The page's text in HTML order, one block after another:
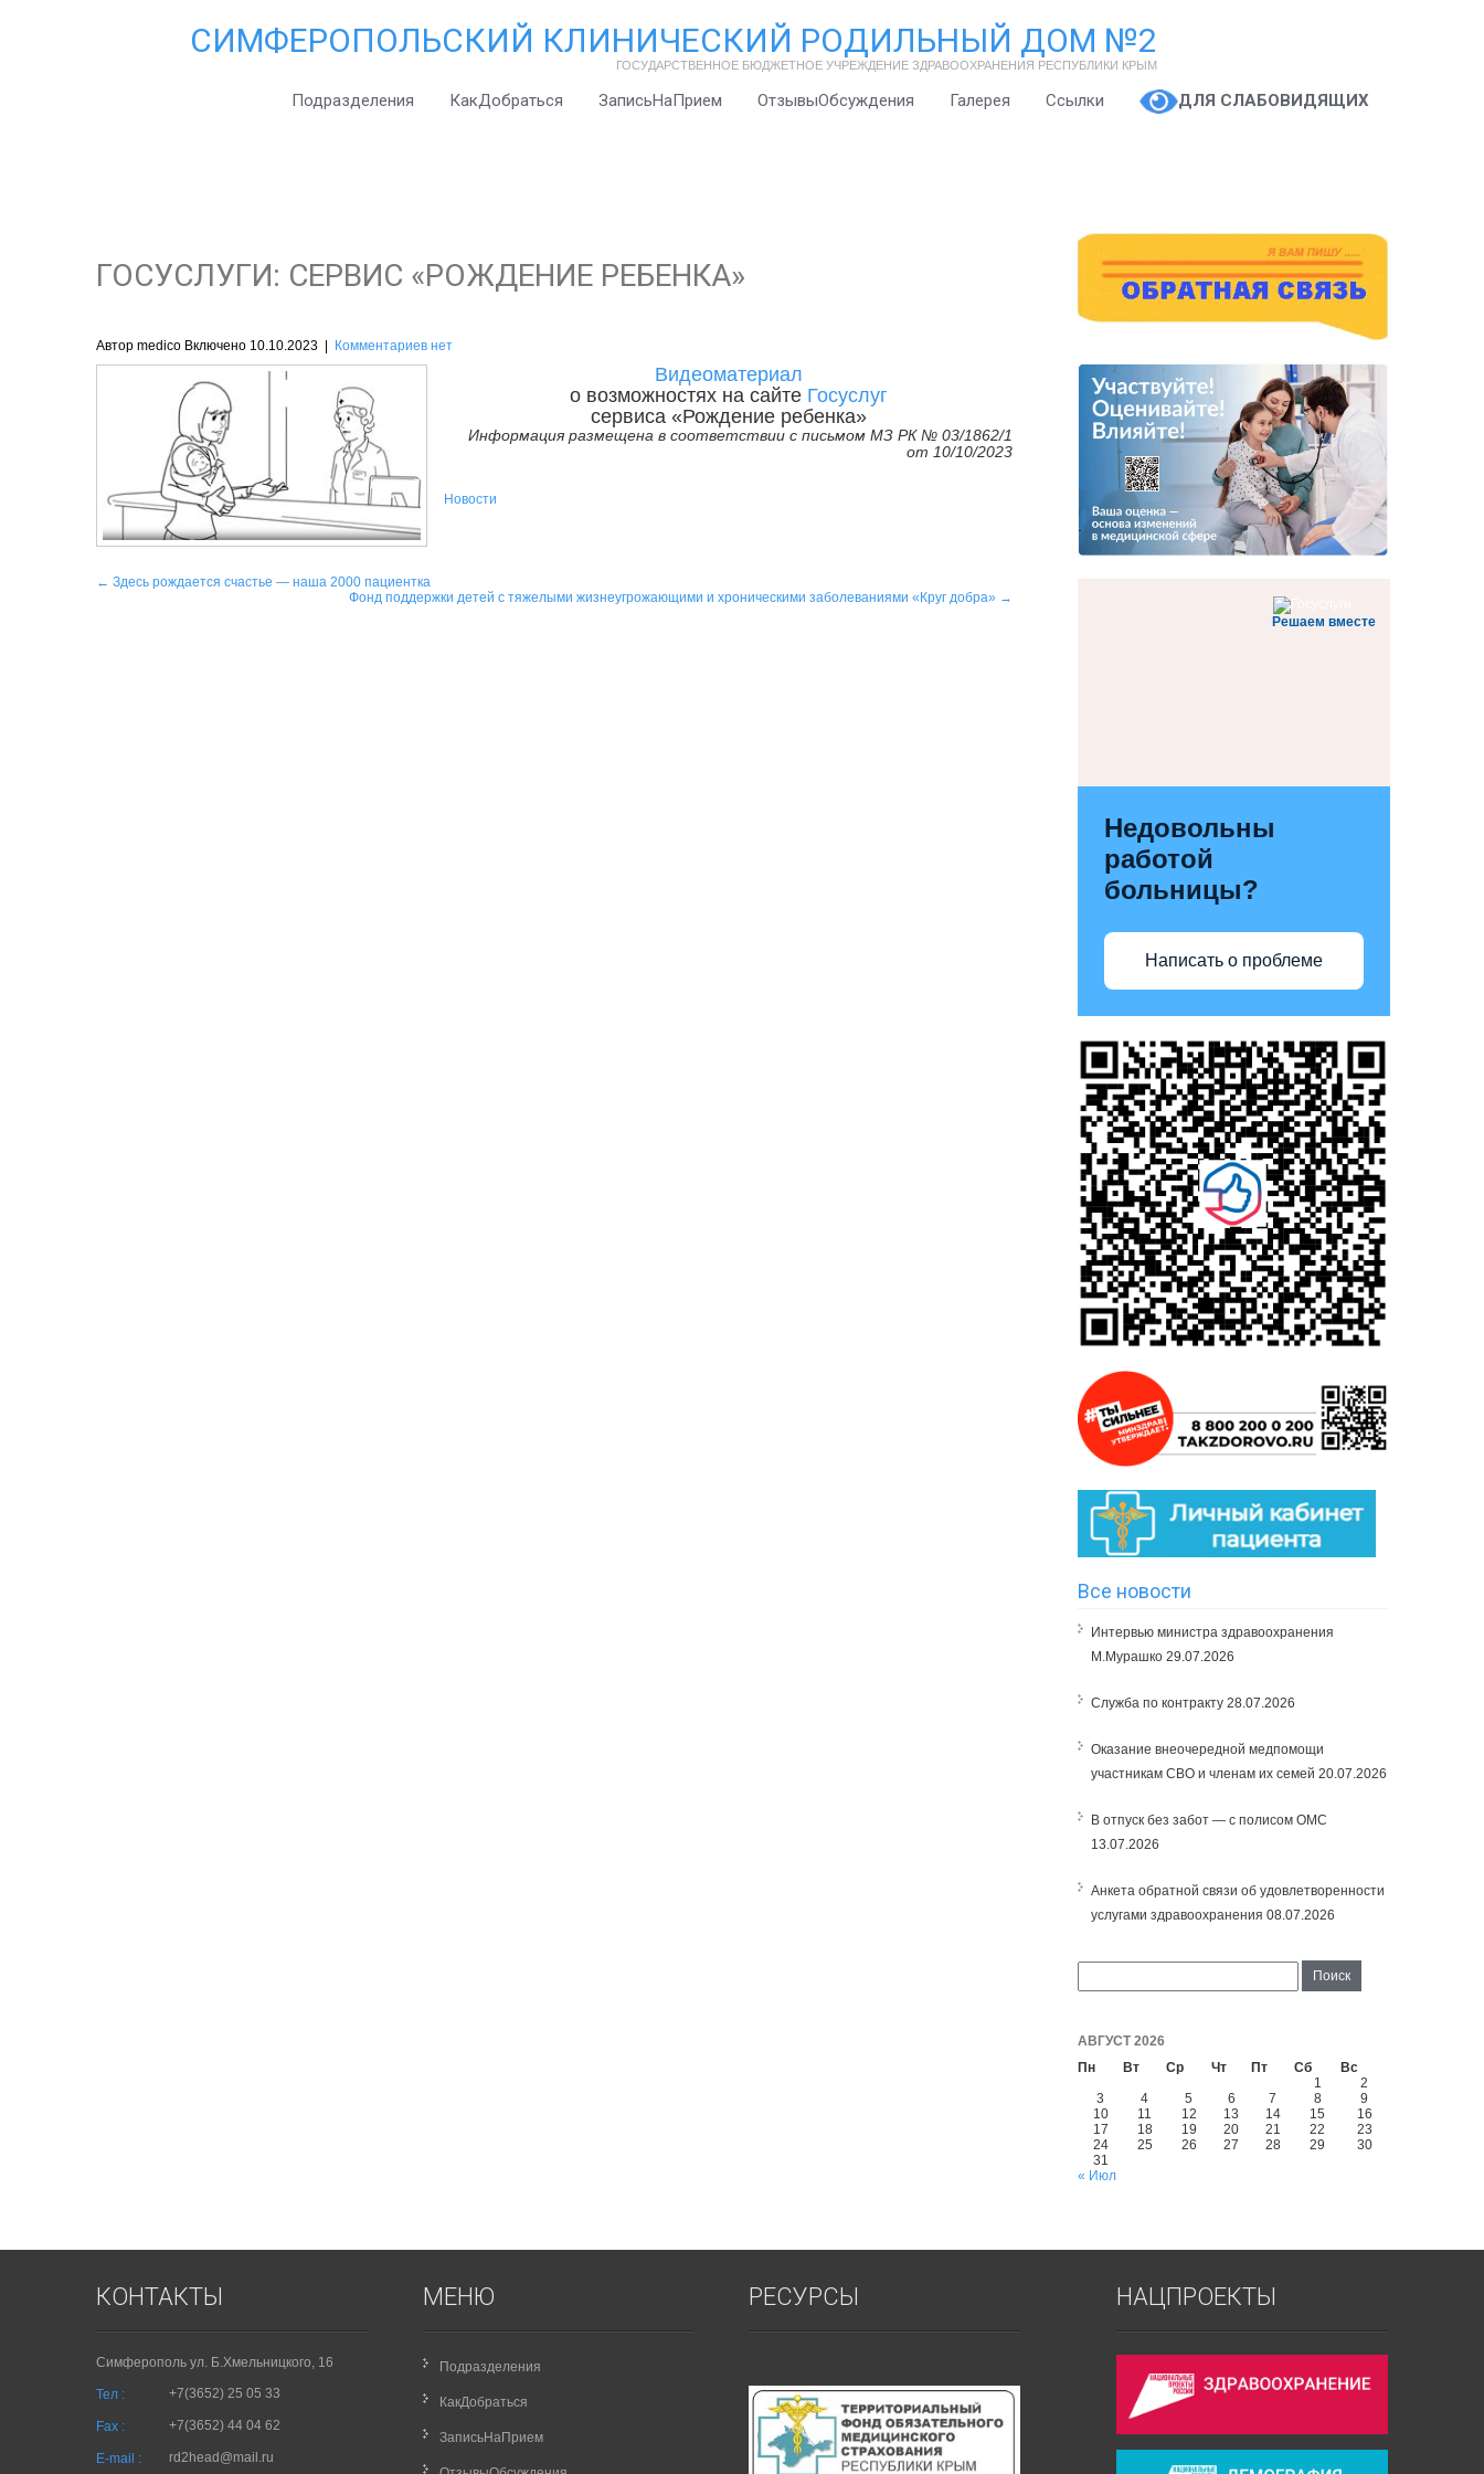
СИМФЕРОПОЛЬСКИЙ КЛИНИЧЕСКИЙ РОДИЛЬНЫЙ ДОМ №2
ГОСУДАРСТВЕННОЕ БЮДЖЕТНОЕ УЧРЕЖДЕНИЕ ЗДРАВООХРАНЕНИЯ РЕСПУБЛИКИ КРЫМ
Подразделения КакДобраться ЗаписьНаПрием ОтзывыОбсуждения Галерея Ссылки ДЛЯ СЛАБОВИДЯЩИХ
ГОСУСЛУГИ: CЕРВИС «РОЖДЕНИЕ РЕБЕНКА»
Автор medico Включено 10.10.2023 Комментариев нет
Видеоматериал
о возможностях на сайте Госуслуг
сервиса «Рождение ребенка»
Информация размещена в соответствии с письмом МЗ РК № 03/1862/1
от 10/10/2023
Новости
Навигация
← Здесь рождается счастье — наша 2000 пациентка
Фонд поддержки детей с тяжелыми жизнеугрожающими и хроническими заболеваниями «Круг добра» →
Решаем вместе
Недовольны
работой
больницы?
Написать о проблеме
Все новости
Интервью министра здравоохранения
М.Мурашко 29.07.2026
Служба по контракту 28.07.2026
Оказание внеочередной медпомощи
участникам СВО и членам их семей 20.07.2026
В отпуск без забот — с полисом ОМС
13.07.2026
Анкета обратной связи об удовлетворенности
услугами здравоохранения 08.07.2026
АВГУСТ 2026
Пн
Вт Ср Чт Пт Сб
Вс
1
2
3
4 5 6 7 8
9
10
11 12 13 14 15
16
17
18 19 20 21 22
23
24
25 26 27 28 29
30
31
« Июл
КОНТАКТЫ
Симферополь ул. Б.Хмельницкого, 16
Тел : +7(3652) 25 05 33
Fax : +7(3652) 44 04 62
E-mail : rd2head@mail.ru
МЕНЮ
Подразделения
КакДобраться
ЗаписьНаПрием
РЕСУРСЫ НАЦПРОЕКТЫ